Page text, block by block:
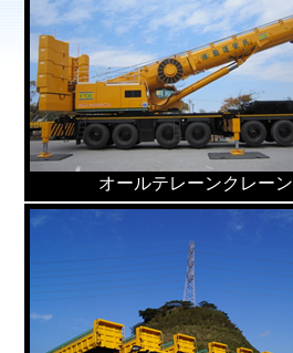
オールテレーンクレーン